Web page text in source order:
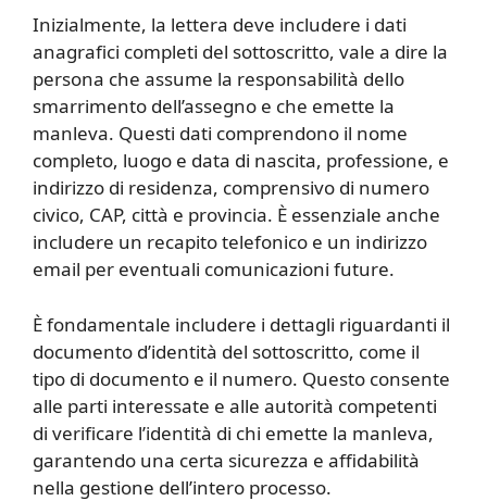
Inizialmente, la lettera deve includere i dati
anagrafici completi del sottoscritto, vale a dire la
persona che assume la responsabilità dello
smarrimento dell’assegno e che emette la
manleva. Questi dati comprendono il nome
completo, luogo e data di nascita, professione, e
indirizzo di residenza, comprensivo di numero
civico, CAP, città e provincia. È essenziale anche
includere un recapito telefonico e un indirizzo
email per eventuali comunicazioni future.
È fondamentale includere i dettagli riguardanti il
documento d’identità del sottoscritto, come il
tipo di documento e il numero. Questo consente
alle parti interessate e alle autorità competenti
di verificare l’identità di chi emette la manleva,
garantendo una certa sicurezza e affidabilità
nella gestione dell’intero processo.